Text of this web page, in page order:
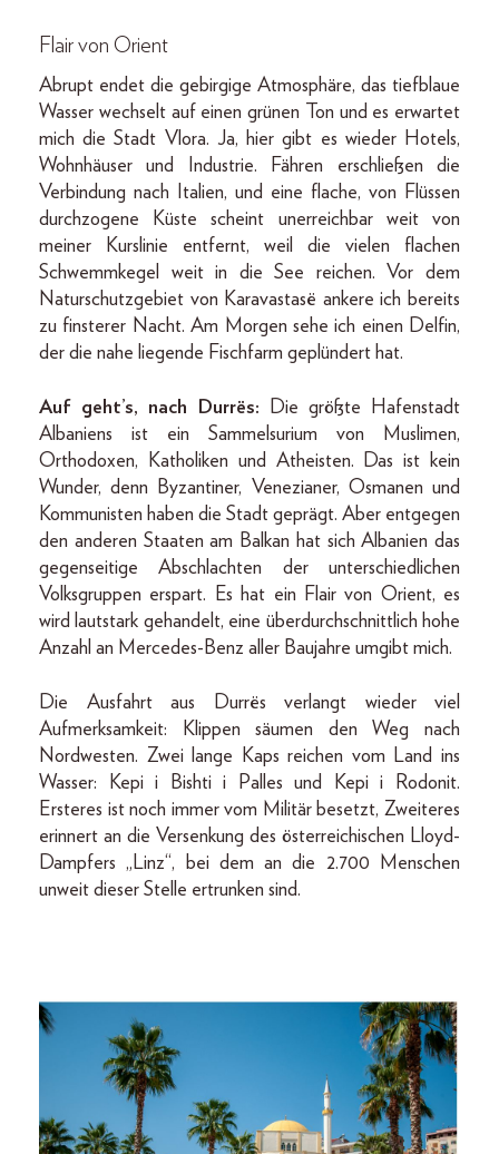
Flair von Orient
Abrupt endet die gebirgige Atmosphäre, das tiefblaue
Wasser wechselt auf einen grünen Ton und es erwartet
mich die Stadt Vlora. Ja, hier gibt es wieder Hotels,
Wohnhäuser und Industrie. Fähren erschließen die
Verbindung nach Italien, und eine flache, von Flüssen
durchzogene Küste scheint unerreichbar weit von
meiner Kurslinie entfernt, weil die vielen flachen
Schwemmkegel weit in die See reichen. Vor dem
Naturschutzgebiet von Karavastasë ankere ich bereits
zu finsterer Nacht. Am Morgen sehe ich einen Delfin,
der die nahe liegende Fischfarm geplündert hat.
Auf geht’s, nach Durrës:
Die größte Hafenstadt
Albaniens ist ein Sammelsurium von Muslimen,
Orthodoxen, Katholiken und Atheisten. Das ist kein
Wunder, denn Byzantiner, Venezianer, Osmanen und
Kommunisten haben die Stadt geprägt. Aber entgegen
den anderen Staaten am Balkan hat sich Albanien das
gegenseitige Abschlachten der unterschiedlichen
Volksgruppen erspart. Es hat ein Flair von Orient, es
wird lautstark gehandelt, eine überdurchschnittlich hohe
Anzahl an Mercedes-Benz aller Baujahre umgibt mich.
Die Ausfahrt aus Durrës verlangt wieder viel
Aufmerksamkeit: Klippen säumen den Weg nach
Nordwesten. Zwei lange Kaps reichen vom Land ins
Wasser: Kepi i Bishti i Palles und Kepi i Rodonit.
Ersteres ist noch immer vom Militär besetzt, Zweiteres
erinnert an die Versenkung des österreichischen Lloyd-
Dampfers „Linz“, bei dem an die 2.700 Menschen
unweit dieser Stelle ertrunken sind.